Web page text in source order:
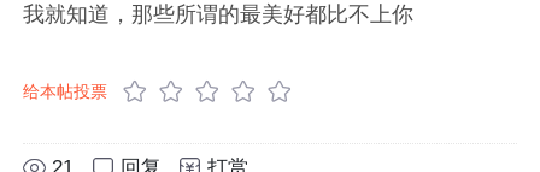
我就知道，那些所谓的最美好都比不上你
给本帖投票